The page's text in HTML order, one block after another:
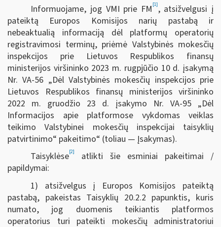
Informuojame, jog VMI prie FM [1], atsižvelgusi į
pateiktą Europos Komisijos narių pastabą ir
nebeaktualią informaciją dėl platformų operatorių
registravimosi terminų, priėmė Valstybinės mokesčių
inspekcijos prie Lietuvos Respublikos finansų
ministerijos viršininko 2023 m. rugpjūčio 10 d. įsakymą
Nr. VA-56 „Dėl Valstybinės mokesčių inspekcijos prie
Lietuvos Respublikos finansų ministerijos viršininko
2022 m. gruodžio 23 d. įsakymo Nr. VA-95 „Dėl
Informacijos apie platformose vykdomas veiklas
teikimo Valstybinei mokesčių inspekcijai taisyklių
patvirtinimo“ pakeitimo“ (toliau — Įsakymas).
Taisyklėse[2]
atlikti šie esminiai pakeitimai /
papildymai:
1) atsižvelgus į Europos Komisijos pateiktą
pastabą, pakeistas Taisyklių 20.2.2 papunktis, kuris
numato, jog duomenis teikiantis platformos
operatorius turi pateikti mokesčių administratoriui